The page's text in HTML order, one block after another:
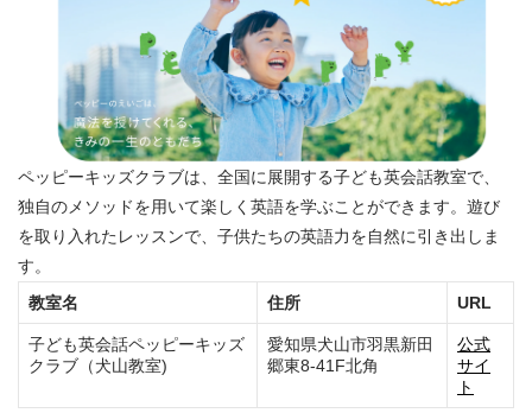
ペッピーキッズクラブは、全国に展開する子ども英会話教室で、
独自のメソッドを用いて楽しく英語を学ぶことができます。遊び
を取り入れたレッスンで、子供たちの英語力を自然に引き出しま
す。
教室名
住所 URL
子ども英会話ペッピーキッズ
クラブ（犬山教室)
愛知県犬山市羽黒新田
郷東8-41F北角
公式
サイ
ト